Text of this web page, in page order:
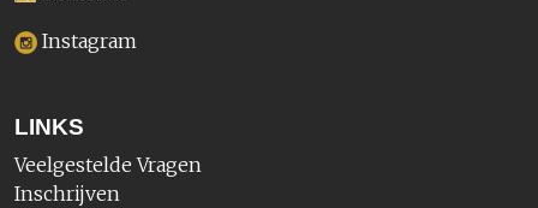
Instagram
LINKS
Veelgestelde Vragen
Inschrijven